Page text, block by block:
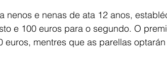
nenos e nenas de ata 12 anos,
e 100 euros para o segundo. O
euros, mentres que as parellas